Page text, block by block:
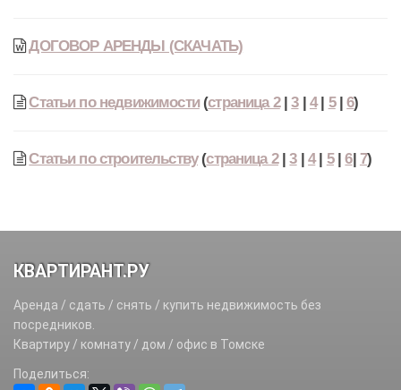
ДОГОВОР АРЕНДЫ (СКАЧАТЬ)
Статьи по недвижимости(страница 2|3| 4| 5|6)
Статьи по строительству(страница 2|3|4| 5|6| 7)
КВАРТИРАНТ.РУ
Аренда / сдать / снять / купить недвижимость без
посредников.
Квартиру / комнату / дом / офис в Томске
Поделиться: